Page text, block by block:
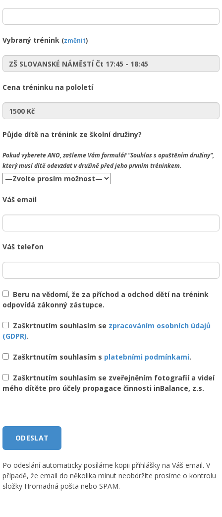
Vybraný trénink (změnit)
Cena tréninku na pololetí
Půjde dítě na trénink ze školní družiny?
Pokud vybereteANO , zašleme Vám formulář "Souhlas s opuštěním družiny",
který musí dítě odevzdat v družině před jeho prvním tréninkem.
Váš email
Váš telefon
Beru na vědomí, že za příchod a odchod dětí na trénink
odpovídá zákonný zástupce.
Zaškrtnutím souhlasím se zpracováním osobních údajů
(GDPR).
Zaškrtnutím souhlasím s platebními podmínkami.
Zaškrtnutím souhlasím se zveřejněním fotografií a videí
mého dítěte pro účely propagace činnosti inBalance, z.s.
Po odeslání automaticky posíláme kopii přihlášky na Váš email. V
případě, že email do několika minut neobdržíte prosíme o kontrolu
složky Hromadná pošta nebo SPAM.